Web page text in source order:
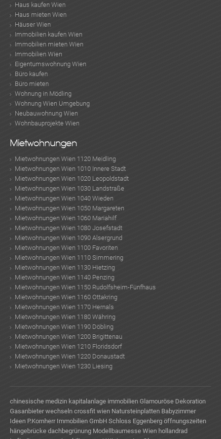
Haus kaufen Wien
Haus mieten Wien
Häuser Wien
Immobilien kaufen Wien
Immobilien mieten Wien
Immobilien Wien
Eigentumswohnung Wien
Büro kaufen
Büro mieten
Wohnung in Mödling
Wohnung Wien Umgebung
Neubauwohnung Wien
Wohnbauprojekte Wien
Mietwohnungen
Mietwohnungen Wien 1120 Meidling
Mietwohnungen Wien 1010 Innere Stadt
Mietwohnungen Wien 1020 Leopoldstadt
Mietwohnungen Wien 1030 Landstraße
Mietwohnungen Wien 1040 Wieden
Mietwohnungen Wien 1050 Margareten
Mietwohnungen Wien 1060 Mariahilf
Mietwohnungen Wien 1080 Josefstadt
Mietwohnungen Wien 1090 Alsergrund
Mietwohnungen Wien 1100 Favoriten
Mietwohnungen Wien 1110 Simmering
Mietwohnungen Wien 1130 Hietzing
Mietwohnungen Wien 1140 Penzing
Mietwohnungen Wien 1150 Rudolfsheim-Fünfhaus
Mietwohnungen Wien 1160 Ottakring
Mietwohnungen Wien 1170 Hernals
Mietwohnungen Wien 1180 Währing
Mietwohnungen Wien 1190 Döbling
Mietwohnungen Wien 1200 Brigittenau
Mietwohnungen Wien 1210 Floridsdorf
Mietwohnungen Wien 1220 Donaustadt
Mietwohnungen Wien 1230 Liesing
chinesische medizin kapitalanlage immobilien Glamouröse Dekoration
Gasanbieter wechseln crossfit wien Natursteinplatten Babyzimmer
Ideen P.Kornherr Immobilien GmbH Schloss Eggenberg öffnungszeiten
hängebrücke dachbegrünung Modellbaumesse Wien hollandrad